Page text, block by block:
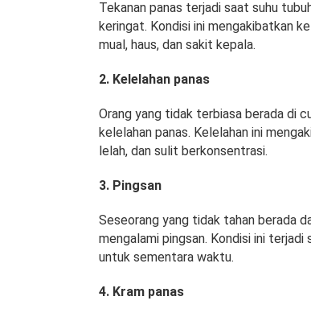
Tekanan panas terjadi saat suhu
keringat. Kondisi ini mengakibatkan
mual, haus, dan sakit kepala.
2. Kelelahan panas
Orang yang tidak terbiasa berada di
kelelahan panas. Kelelahan ini
lelah, dan sulit berkonsentrasi.
3. Pingsan
Seseorang yang tidak tahan berada
mengalami pingsan. Kondisi ini
untuk sementara waktu.
4. Kram panas